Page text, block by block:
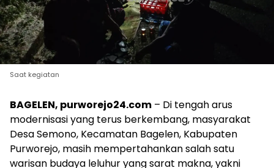
Saat kegiatan
BAGELEN, purworejo24.com – Di tengah arus
modernisasi yang terus berkembang, masyarakat
Desa Semono, Kecamatan Bagelen, Kabupaten
Purworejo, masih mempertahankan salah satu
warisan budaya leluhur yang sarat makna, yakni